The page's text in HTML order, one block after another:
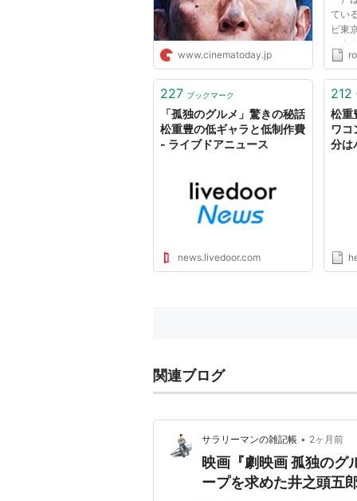
『Ｔ.Ｒ.Ｙ.』(2003)主演：織田
『姐御』(2003)
『オー・ド・ヴィ』(2003)
『Rodeo Drive ロデオドライブ
『ドラゴンヘッド』(2003)
『ROCKERS』(2003)主演：佐
『バーズアイ BIRD'S EYE』
2004年
『メシア 伝えられし者たち』
『ワラ(^○^)番長』(2004)
『レディ・ジョーカー』(2004)
『ロスト★マイウェイ(2004)
2005年
『離婚弁護士』天海祐希いきつ
『キャッチボール屋』(2005)
www.cinematoday.jp
てい
ビ東
た大
ラマ
らし
227 ブックマーク
「孤独のグルメ」驚きの秘話
松重豊の低ギャラと低制作費
- ライブドアニュース
news.livedoor.com
212
松重
ワコ
分は
関連ブログ
サラリーマンの雑記帳 • 2ヶ月前
映画『劇映画 孤独のグ
ープを求めた井之頭五